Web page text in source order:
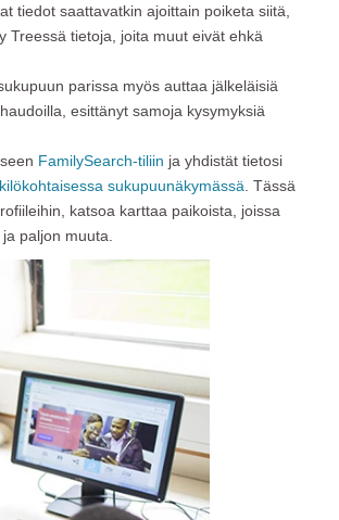
tiedot saattavatkin ajoittain poiketa siitä,
Treessä tietoja, joita muut eivät ehkä
parissa myös auttaa jälkeläisiä
esittänyt samoja kysymyksiä
FamilySearch-tiliin ja yhdistät tietosi
sukupuunäkymässä . Tässä
katsoa karttaa paikoista, joissa
paljon muuta.